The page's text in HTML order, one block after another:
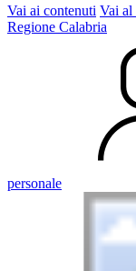
Vai ai contenuti Vai al
Regione Calabria
personale